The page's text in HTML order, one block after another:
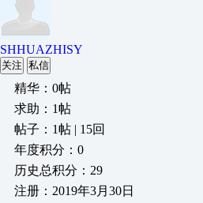
SHHUAZHISY
关注 私信
精华：0帖
求助：1帖
帖子：1帖 | 15回
年度积分：0
历史总积分：29
注册：2019年3月30日